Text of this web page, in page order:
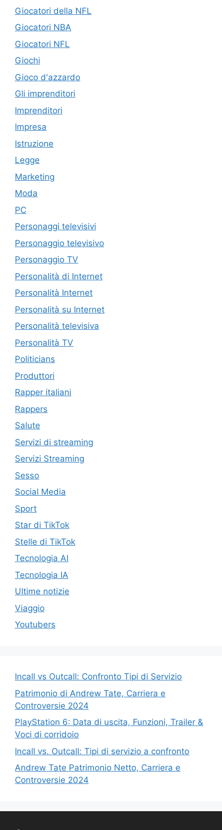
Giocatori della NFL
Giocatori NBA
Giocatori NFL
Giochi
Gioco d'azzardo
Gli imprenditori
Imprenditori
Impresa
Istruzione
Legge
Marketing
Moda
PC
Personaggi televisivi
Personaggio televisivo
Personaggio TV
Personalità di Internet
Personalità Internet
Personalità su Internet
Personalità televisiva
Personalità TV
Politicians
Produttori
Rapper italiani
Rappers
Salute
Servizi di streaming
Servizi Streaming
Sesso
Social Media
Sport
Star di TikTok
Stelle di TikTok
Tecnologia AI
Tecnologia IA
Ultime notizie
Viaggio
Youtubers
Incall vs Outcall: Confronto Tipi di Servizio
Patrimonio di Andrew Tate, Carriera e
Controversie 2024
PlayStation 6: Data di uscita, Funzioni, Trailer &
Voci di corridoio
Incall vs. Outcall: Tipi di servizio a confronto
Andrew Tate Patrimonio Netto, Carriera e
Controversie 2024